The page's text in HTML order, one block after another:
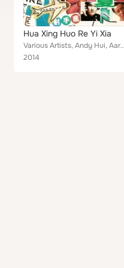
Hua Xing Huo Re Yi Xia
Various Artists, Andy Hui, Aaron Kwok, Alex To, Edmond
2014